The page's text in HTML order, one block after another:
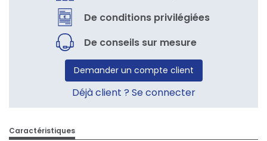
De conditions privilégiées
De conseils sur mesure
Demander un compte client
Déjà client ? Se connecter
Caractéristiques